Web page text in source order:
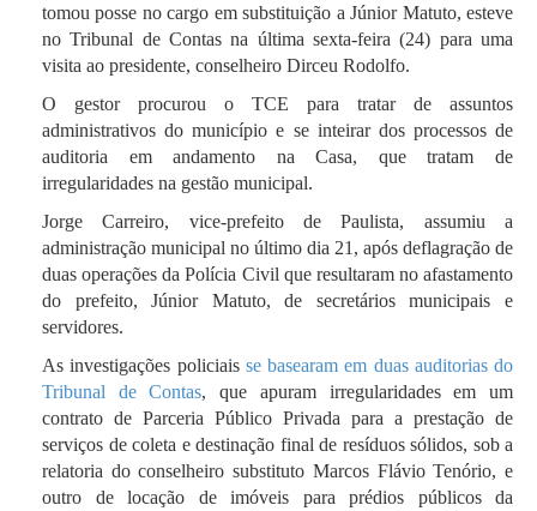
tomou posse no cargo em substituição a Júnior Matuto, esteve
no Tribunal de Contas na última sexta-feira (24) para uma
visita ao presidente, conselheiro Dirceu Rodolfo.
O gestor procurou o TCE para tratar de assuntos
administrativos do município e se inteirar dos processos de
auditoria em andamento na Casa, que tratam de
irregularidades na gestão municipal.
Jorge Carreiro, vice-prefeito de Paulista, assumiu a
administração municipal no último dia 21, após deflagração de
duas operações da Polícia Civil que resultaram no afastamento
do prefeito, Júnior Matuto, de secretários municipais e
servidores.
As investigações policiais se basearam em duas auditorias do
Tribunal de Contas, que apuram irregularidades em um
contrato de Parceria Público Privada para a prestação de
serviços de coleta e destinação final de resíduos sólidos, sob a
relatoria do conselheiro substituto Marcos Flávio Tenório, e
outro de locação de imóveis para prédios públicos da